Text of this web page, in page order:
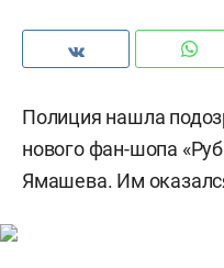
Полиция нашла
нового фан-шопа
Ямашева. Им